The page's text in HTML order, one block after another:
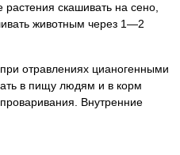
скашивать на сено,
животным через 1—2
отравлениях цианогенными
в пищу людям и в корм
Внутренние